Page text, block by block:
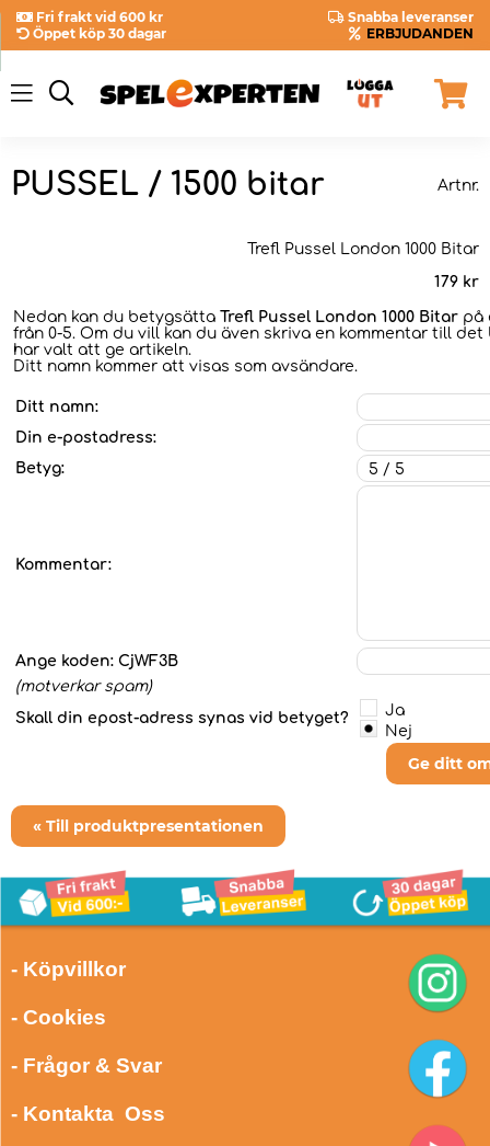
Fri frakt vid 600 kr
Snabba leveranser
Öppet köp 30 dagar
ERBJUDANDEN
PUSSEL / 1500 bitar Artnr.
Trefl Pussel London 1000 Bitar
179 kr
Nedan kan du betygsätta Trefl Pussel London 1000 Bitar på
från 0-5. Om du vill kan du även skriva en kommentar till det
har valt att ge artikeln.
Ditt namn kommer att visas som avsändare.
Ditt namn:
Din e-postadress:
Betyg:
Kommentar:
Ange koden: CjWF3B
(motverkar spam)
Skall din epost-adress synas vid betyget?
Ja
Nej
Ge ditt
« Till produktpresentationen
- Köpvillkor
- Cookies
- Frågor & Svar
- Kontakta Oss